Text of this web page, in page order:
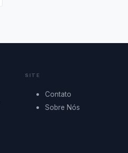
SITE
Contato
Sobre Nós